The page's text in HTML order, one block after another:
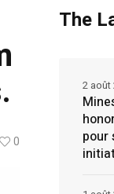
0
The
pour
2 août